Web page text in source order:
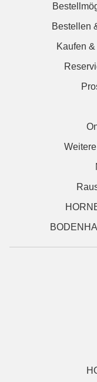
Bestellen
Kaufen